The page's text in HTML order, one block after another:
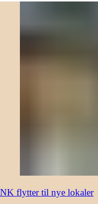
NK flytter til nye lokaler